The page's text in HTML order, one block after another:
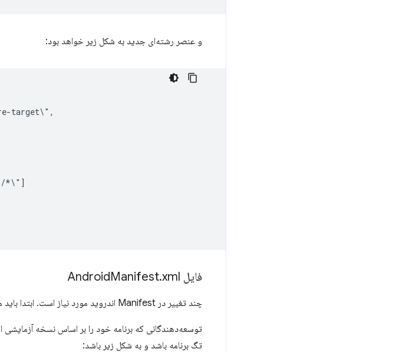
و عنصر رشته‌ای جدید به شکل زیر خواهد بود:
فایل Android Manifest.xml
چند تغییر در Manifest اندروید مورد نیاز است. ابتدا باید مطمئن شویم که
توسعه‌دهندگانی که برنامه خود را بر اساس نسخه آزمایشی
تگ برنامه باشد و به شکل زیر باشد: